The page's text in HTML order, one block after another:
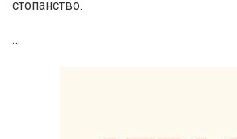
стопанство.
…